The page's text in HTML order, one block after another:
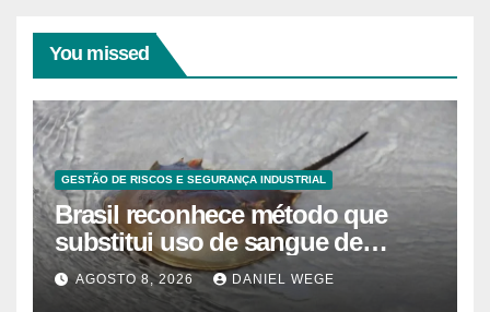
You missed
GESTÃO DE RISCOS E SEGURANÇA INDUSTRIAL
Brasil reconhece método que
substitui uso de sangue de
caranguejo-ferradura em testes
farmacêuticos
AGOSTO 8, 2026 DANIEL WEGE